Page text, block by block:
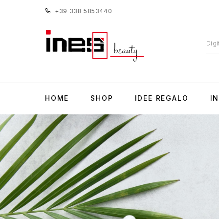
+39 338 5853440
HOME SHOP IDEE REGALO